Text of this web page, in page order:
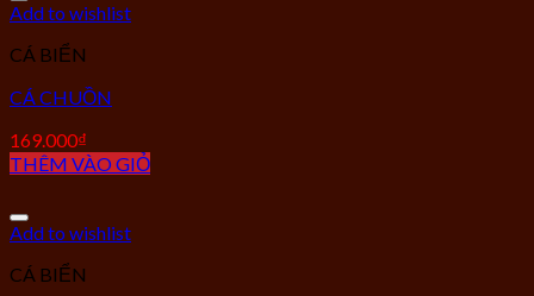
Add to wishlist
CÁ BIỂN
CÁ CHUỒN
169.000₫
THÊM VÀO GIỎ
Add to wishlist
CÁ BIỂN